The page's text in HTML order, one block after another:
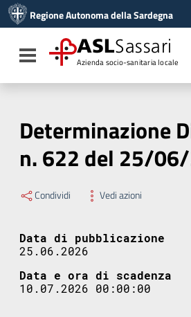
Vai al menu di navigazione
Vai al footer
Regione Autonoma della Sardegna
Toggle navigation
ASLSassari
Azienda socio-sanitaria locale
Determinazione
n. 622 del 25/
Condividi Vedi azioni
Data di pubblicazione
25.06.2026
Data e ora di scadenza
10.07.2026 00:00:00